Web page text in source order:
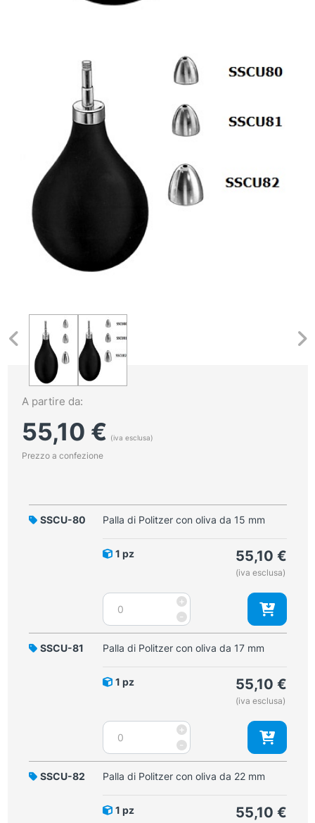
A partire da:
55,10 € (iva esclusa)
Prezzo a confezione
SSCU-80 Palla di Politzer con oliva da 15 mm
1 pz 55,10 €
(iva esclusa)
-
Palla
Politzer
con
15
+
SSCU-81 Palla di Politzer con oliva da 17 mm
1 pz 55,10 €
(iva esclusa)
-
Palla
Politzer
con
17
+
SSCU-82 Palla di Politzer con oliva da 22 mm
1 pz 55,10 €